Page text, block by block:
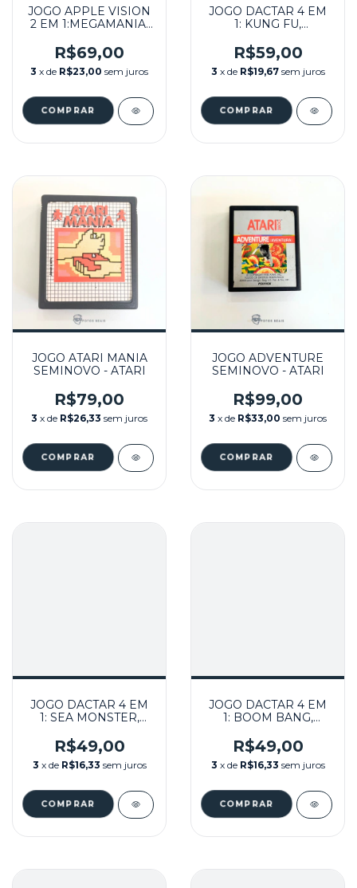
JOGO APPLE VISION
2 EM 1:MEGAMANIA,
- ATARI
R$69,00
3 x de R$23,00 sem juros
JOGO DACTAR 4 EM
1: KUNG FU,
LAW, SPIDER MAN
SEMINOVO - ATARI
R$59,00
3 x de R$19,67 sem juros
JOGO ATARI MANIA
SEMINOVO - ATARI
R$79,00
3 x de R$26,33 sem juros
JOGO ADVENTURE
SEMINOVO - ATARI
R$99,00
3 x de R$33,00 sem juros
JOGO DACTAR 4 EM
1: SEA MONSTER,
RACER, STAR
VOYAGER SEMINOVO
- ATARI
R$49,00
3 x de R$16,33 sem juros
JOGO DACTAR 4 EM
1: BOOM BANG,
COMMAND E
CORREDOR
CÓSMICO SEMINOVO
R$49,00
3 x de R$16,33 sem juros